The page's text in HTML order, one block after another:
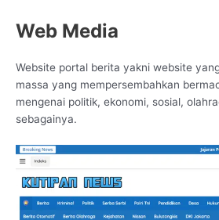
Web Media
Website portal berita yakni website
massa yang mempersembahkan
mengenai politik, ekonomi, sosial,
sebagainya.